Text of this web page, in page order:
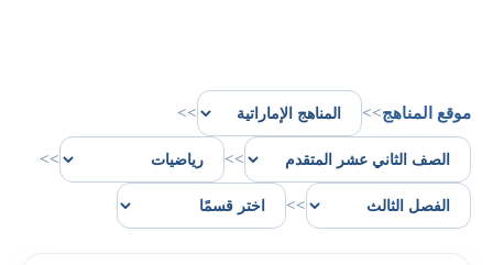
موقع المناهج>>
>>
>>
>>
>>